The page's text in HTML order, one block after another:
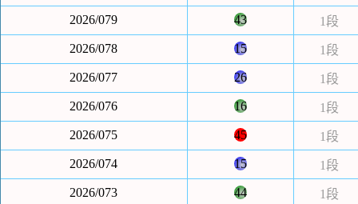
2026/079
43
1段
2026/078
15
1段
2026/077
26
1段
2026/076
16
1段
2026/075
45
1段
2026/074
15
1段
2026/073
44
1段